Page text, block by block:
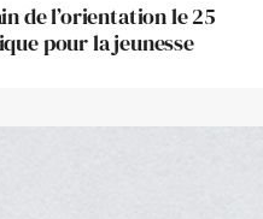
de l’orientation le 25
pour la jeunesse